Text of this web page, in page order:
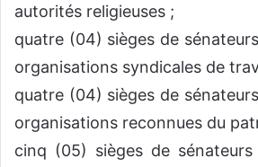
autorités religieuses ;
quatre (04) sièges de
organisations syndicales de
quatre (04) sièges de
organisations reconnues du
cinq (05) sièges de